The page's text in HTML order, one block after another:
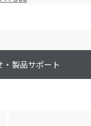
・製品サポート